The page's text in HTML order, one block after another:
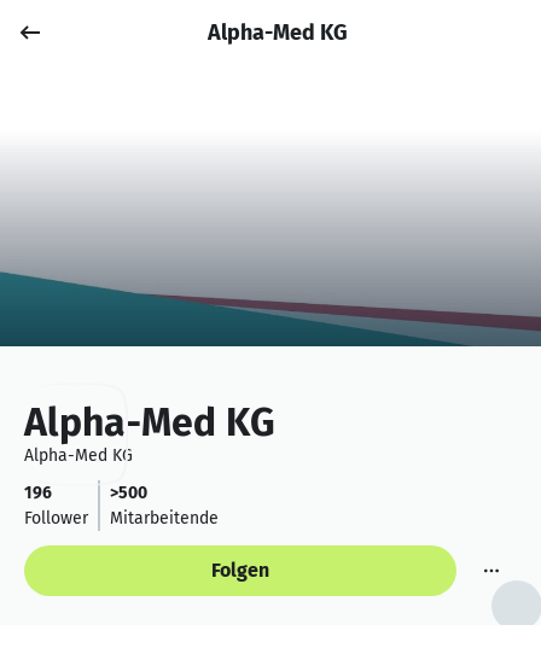
Anmelden
Alpha-Med KG
Alpha-Med KG
Alpha-Med KG
196
Follower
>500
Mitarbeitende
Folgen